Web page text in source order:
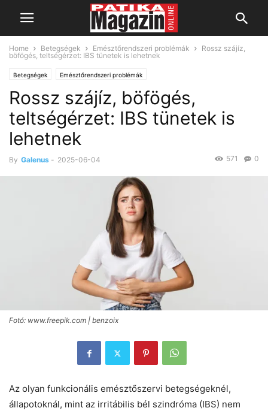
Home Betegségek Emésztőrendszeri problémák
Rossz szájíz,
böfögés, teltségérzet: IBS tünetek is lehetnek
Betegségek Emésztőrendszeri problémák
Rossz szájíz, böfögés,
teltségérzet: IBS tünetek is
lehetnek
By Galenus - 2025-06-04 0
571
Fotó: www.freepik.com | benzoix
Az olyan funkcionális emésztőszervi betegségeknél,
állapotoknál, mint az irritábilis bél szindróma (IBS) nem